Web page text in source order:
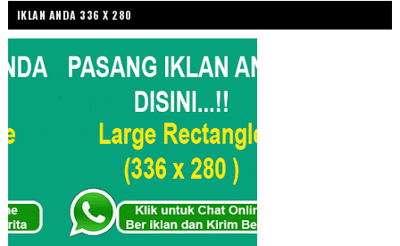
IKLAN ANDA 336 X 280